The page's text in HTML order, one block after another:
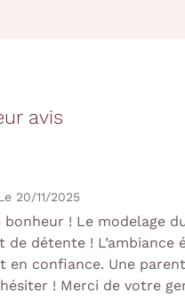
à recevoir nos propositions
de désinscription
avis
20/11/2025
! Le modelage
de détente ! L’ambiance
en confiance. Une
! Merci de votre